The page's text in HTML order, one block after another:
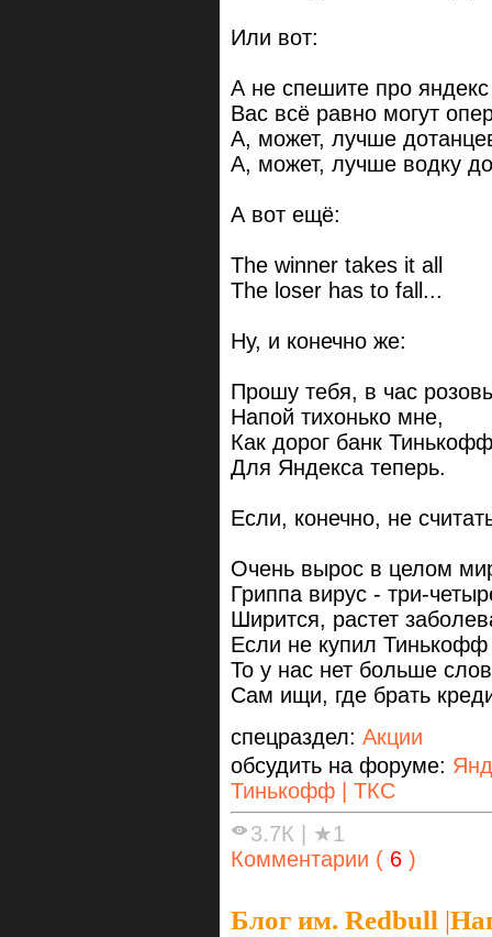
Или вот:
А не спешите про яндекс
Вас всё равно могут
А, может, лучше
А, может, лучше водку
А вот ещё:
The winner takes it all
The loser has to fall...
Ну, и конечно же:
Прошу тебя, в час
Напой тихонько мне,
Как дорог банк
Для Яндекса теперь.
Если, конечно, не
Очень вырос в целом
Гриппа вирус - три-
Ширится, растет
Если не купил
То у нас нет больше
Сам ищи, где брать
спецраздел: Акции
обсудить на форуме:
Тинькофф | ТКС
3.7К
★1
Комментарии ( 6 )
Блог им. Redbull |